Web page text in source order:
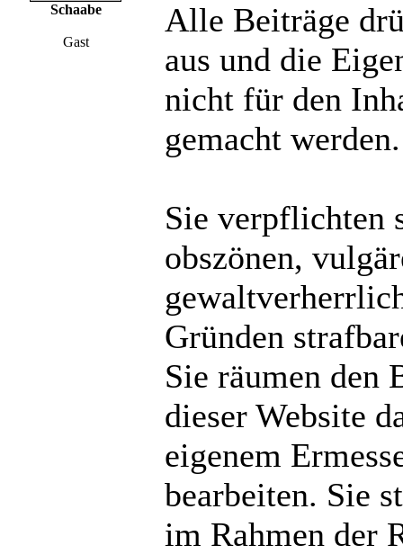
Schaabe
Gast
Alle Beiträge
aus und die
nicht für den
gemacht werden.
Sie verpflichten
obszönen,
Gründen
Sie räumen den
dieser Website
eigenem
bearbeiten. Sie
im Rahmen der